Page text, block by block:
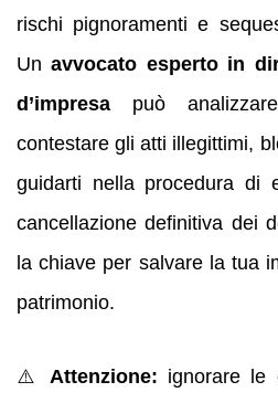
rischi pignoramenti e
Unavvocato esperto in
d’impresa può
contestare gli atti illegittimi,
guidarti nella procedura di
cancellazione definitiva dei
la chiave per salvare la tua
patrimonio.
⚠️ Attenzione: ignorare le